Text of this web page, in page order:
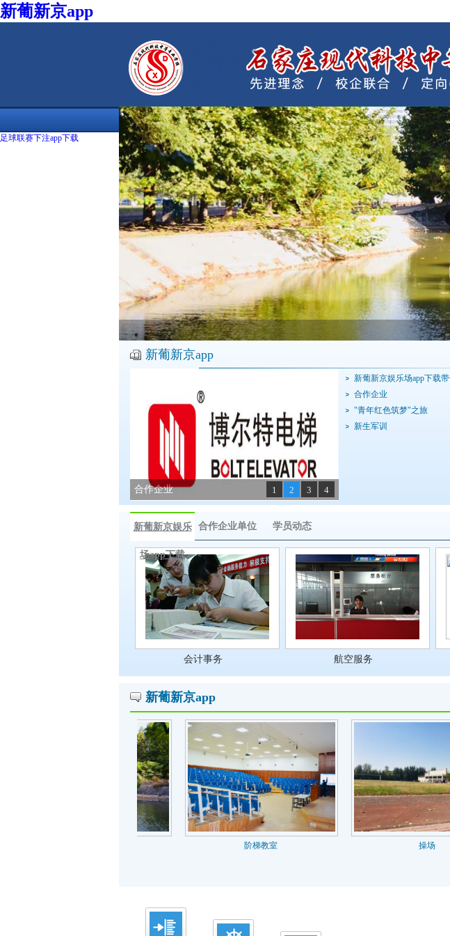
新葡新京app
新葡新京app
合作企业 1 2 3 4
合作企业
"青年红色筑梦"之旅
新生军训
新葡新京娱乐
场app下载
合作企业单位 学员动态
会计事务 航空服务
新葡新京app
阶梯教室 操场
足球联赛下注app下载